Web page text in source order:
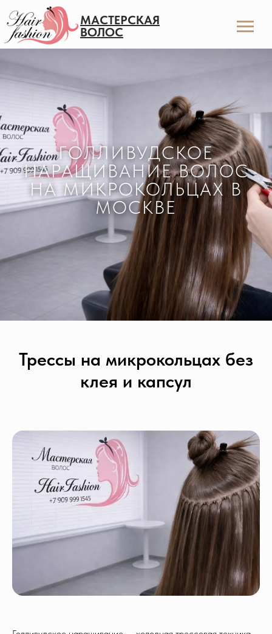
МАСТЕРСКАЯ
ВОЛОС
ГОЛЛИВУДСКОЕ
НАРАЩИВАНИЕ ВОЛОС
НА МИКРОКОЛЬЦАХ В
МОСКВЕ
Трессы на микрокольцах без
клея и капсул